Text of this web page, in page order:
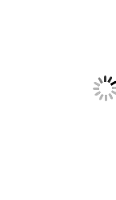
Декрет про
Великодня і всіх